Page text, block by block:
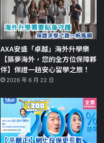
AXA安盛「卓越」海外升學樂
【築夢海外，您的全方位保障夥
伴】保證一趟安心留學之旅！
2026 年 6 月 22 日